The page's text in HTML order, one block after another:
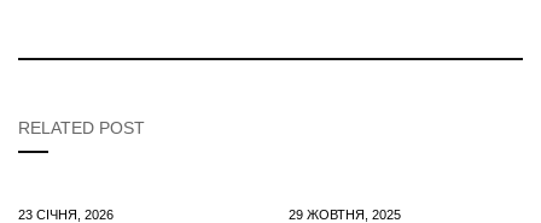
RELATED POST
23 СІЧНЯ, 2026 29 ЖОВТНЯ, 2025